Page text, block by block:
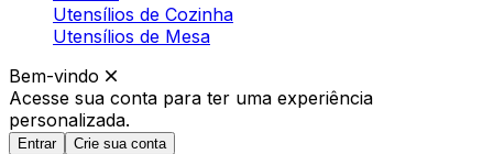
Utensílios de Cozinha
Utensílios de Mesa
Bem-vindo
Acesse sua conta para ter uma experiência
personalizada.
Entrar Crie sua conta